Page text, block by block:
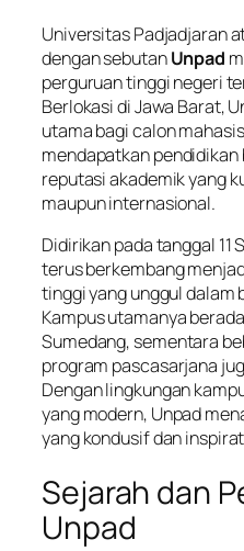
Universitas Padjadjaran
dengan sebutanUnpad
perguruan tinggi negeri
Berlokasi di Jawa Barat,
utama bagi calon
mendapatkan
reputasi akademik yang
maupun internasional.
Didirikan pada tanggal 11
terus berkembang
tinggi yang unggul dalam
Kampus utamanya
Sumedang, sementara
program pascasarjana
Dengan lingkungan
yang modern, Unpad
yang kondusif dan
Sejarah dan
Unpad